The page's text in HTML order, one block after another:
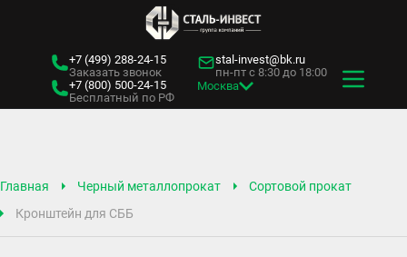
+7 (499) 288-24-15
Заказать звонок
+7 (800) 500-24-15
Бесплатный по РФ
stal-invest@bk.ru
пн-пт с 8:30 до 18:00
Москва
Главная Черный металлопрокат
Сортовой прокат
Кронштейн для СББ